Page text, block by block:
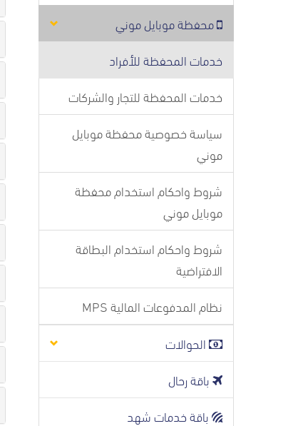
محفظة موبايل موني
خدمات المحفظة للأفراد
خدمات المحفظة للتجار والشركات
سياسة خصوصية محفظة موبايل
موني
شروط واحكام استخدام محفظة
موبايل موني
شروط واحكام استخدام البطاقة
الافتراضية
نظام المدفوعات المالية MPS
الحوالات
باقة رحال
باقة خدمات شهد